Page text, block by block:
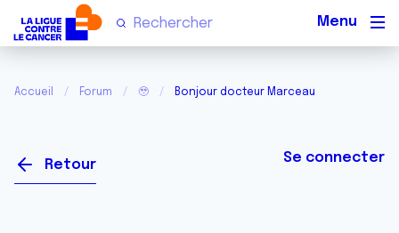
Accueil Forum 🥹 Bonjour docteur Marceau
Retour Se connecter